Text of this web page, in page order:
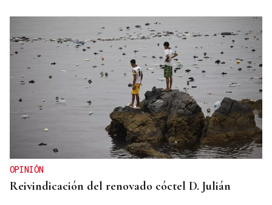
OPINIÓN
Reivindicación del renovado cóctel D. Julián